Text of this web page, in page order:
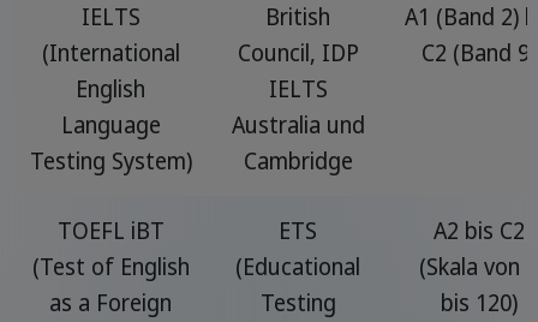
IELTS
(International
English
Language
Testing System)
British
Council, IDP
IELTS
Australia und
Cambridge
A1 (Band 2)
C2 (Band 9)
TOEFL iBT
(Test of English
as a Foreign
ETS
(Educational
Testing
A2 bis C2
(Skala von 0
bis 120)